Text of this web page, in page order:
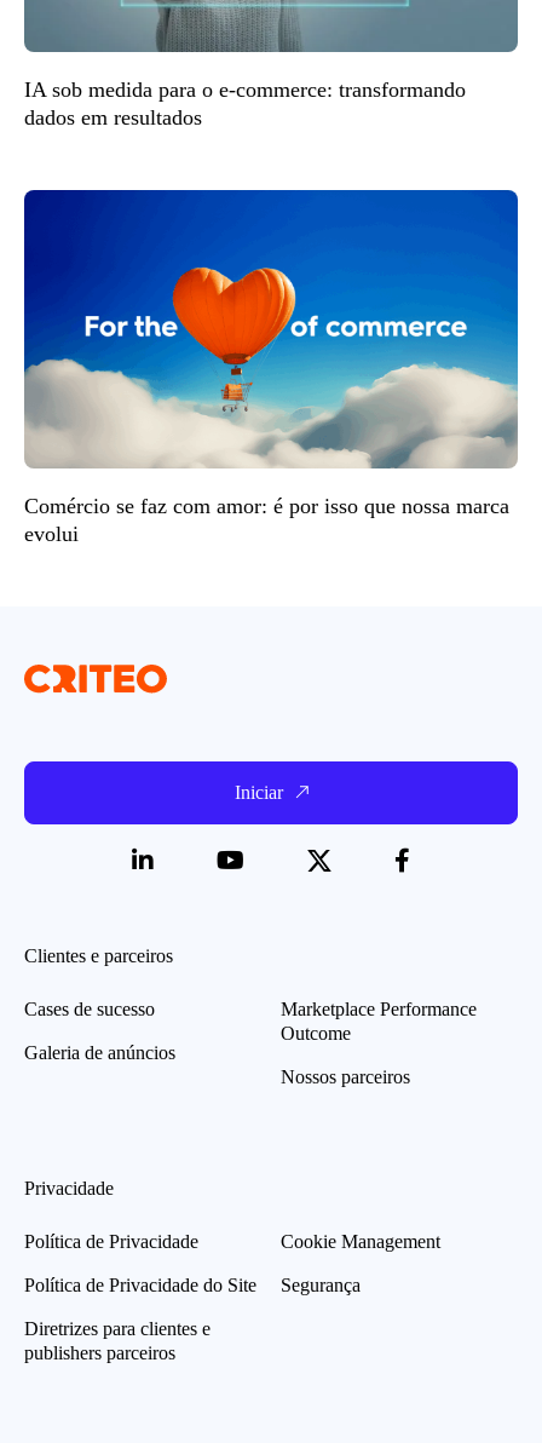
IA sob medida para o e-commerce: transformando
dados em resultados
Comércio se faz com amor: é por isso que nossa marca
evolui
Iniciar
Clientes e parceiros
Cases de sucesso
Galeria de anúncios
Marketplace Performance
Outcome
Nossos parceiros
Privacidade
Política de Privacidade
Política de Privacidade do Site
Diretrizes para clientes e
publishers parceiros
Cookie Management
Segurança